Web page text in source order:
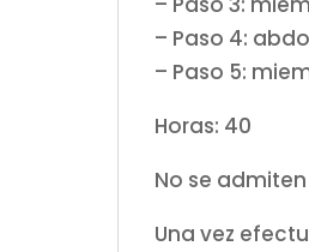
– Paso 4:
– Paso 5:
Horas: 40
No se
Una vez